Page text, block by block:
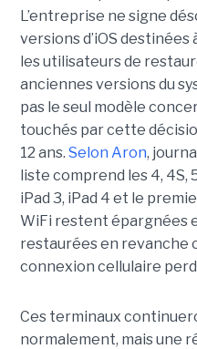
L’entreprise ne signe
versions d’iOS
les utilisateurs de
anciennes versions du
pas le seul modèle
touchés par cette
12 ans. Selon Aron,
liste comprend les 4, 4S,
iPad 3, iPad 4 et le
WiFi restent épargnées
restaurées en revanche
connexion cellulaire
Ces terminaux
normalement, mais une